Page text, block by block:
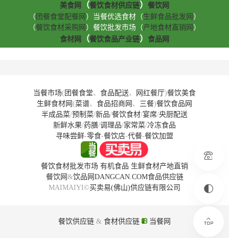
美食网 （餐饮食材供应链）
餐饮网
（ 团餐食堂配餐网 ）当餐优选食材（生鲜食品批发网 ）
（餐饮食材采购网 ）餐饮批发市场（产地食材直销网 ）
食材网
（餐饮食品产业链） 食品网
当餐市场( 团餐食堂、 食品配送、 网红餐厅)餐饮美食
生鲜食材网 (菜谱、 食品招商网 、 三餐)餐饮食品网
半成品菜/预制菜/新品/餐饮食材/宴席/央厨配送
新鲜水果/药膳/调理品/家常菜/冷冻食品
寻味尝鲜-零食-餐饮店-代餐-餐饮加盟
餐饮食材批发市场 有机食品 生鲜食材产地直销
餐饮网 &饮品网 DANGCAN.COM食品供应链
MAIMAIYI©买卖易(佛山)供应链有限公司
餐饮供应链 & 食材供应链 当餐网